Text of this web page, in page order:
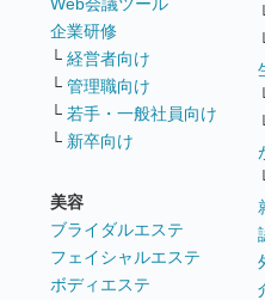
企業研修
└ 経営者向け
└ 管理職向け
└ 若手・一般社員向け
└ 新卒向け
美容
ブライダルエステ
フェイシャルエステ
ボディエステ